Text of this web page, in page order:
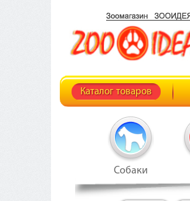
Каталог товаров
Собаки